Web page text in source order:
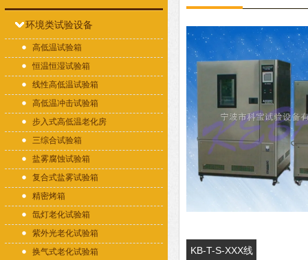
环境类试验设备
高低温试验箱
恒温恒湿试验箱
线性高低温试验箱
高低温冲击试验箱
步入式高低温老化房
三综合试验箱
盐雾腐蚀试验箱
复合式盐雾试验箱
精密烤箱
氙灯老化试验箱
紫外光老化试验箱
换气式老化试验箱
KB-T-S-XXX线